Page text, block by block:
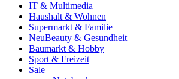
IT & Multimedia
Haushalt & Wohnen
Supermarkt & Familie
NeuBeauty & Gesundheit
Baumarkt & Hobby
Sport & Freizeit
Sale